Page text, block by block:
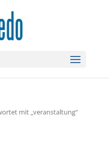
mit „veranstaltung“